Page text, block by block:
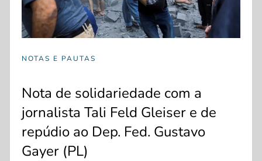
NOTAS E PAUTAS
Nota de solidariedade com a
jornalista Tali Feld Gleiser e de
repúdio ao Dep. Fed. Gustavo
Gayer (PL)